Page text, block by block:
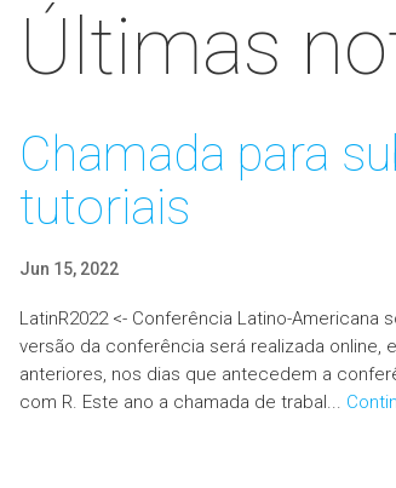
Últimas
Chamada para
tutoriais
Jun 15, 2022
LatinR2022 <- Conferência Latino-
versão da conferência será realizada online,
anteriores, nos dias que antecedem a
com R. Este ano a chamada de trabal...